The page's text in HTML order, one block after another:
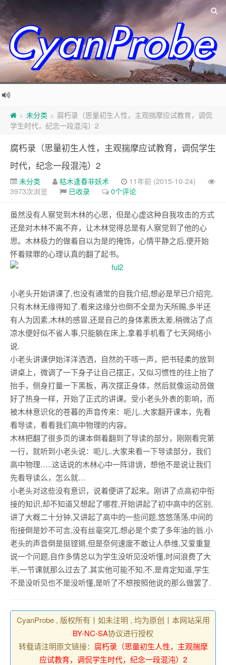
> 未分类 > 腐朽录（思量初生人性，主观揣摩应试教育，调侃
学生时代，纪念一段混沌）2
腐朽录（思量初生人性，主观揣摩应试教育，调侃学生
时代，纪念一段混沌）2
未分类 枯木逢春非妖术
11年前 (2015-10-24)
3973次浏览
已收录 0个评论
虽然没有人察觉到木林的心思，但是心虚这种自我攻击的方式
还是对木林不离不弃，让木林觉得总是有人察觉到了他的心
思。木林极力的做着自以为是的掩饰，心情平静之后,便开始
怀着赎罪的心理认真的翻了起书。
小老头开始讲课了,也没有通常的自我介绍,想必是早已介绍完,
只有木林无缘得知了.看来这缘分也倒不全是为天所赐,多半还
有人为因素,木林的感冒,还是自己的身体素质太差,稍微沾了点
凉水便好似不省人事,只能躺在床上,拿着手机看了七天网络小
说.
小老头讲课伊始洋洋洒洒，自然的干咳一声，把书轻柔的放到
讲桌上，微调了一下身子让自己摆正，又似习惯性的往上抬了
抬手，侧身打量一下黑板，再次摆正身体，然后就像运动员做
好了热身一样，开始了正式的讲课。受小老头外表的影响，而
被木林意识化的苍暮的声音传来：呃儿..大家翻开课本，先看
看导读，看看我们高中物理的内容。
木林把翻了很多页的课本倒着翻到了导读的部分，刚刚看完第
一行，就听到小老头说：呃儿..大家来看一下导读部分，我们
高中物理…..这话说的木林心中一阵诽谤，想他不是说让我们
先看导读么，怎么就…
小老头对这些没有意识，说着便讲了起来。刚讲了点高初中衔
接的知识,却不知道又想起了哪茬,开始讲起了初中高中的区别,
讲了大概二十分钟,又讲起了高中的一些问题,悠悠荡荡,中间的
衔接倒是妙不可言,没有丝毫突兀,想必是个卖了多年油的翁.小
老头的声音倒是挺铿锵,但是奈何速度不敢让人恭维,又爱重复
说一个问题,自作多情总以为学生没听见没听懂,时间浪费了大
半,一节课就那么过去了.其实他可能不知,不,是肯定知道,学生
不是没听见也不是没听懂,是听了不想按照他说的那么做罢了.
CyanProbe , 版权所有丨如未注明 , 均为原创丨本网站采用
BY-NC-SA协议进行授权
转载请注明原文链接： 腐朽录（思量初生人性，主观揣摩
应试教育，调侃学生时代，纪念一段混沌）2